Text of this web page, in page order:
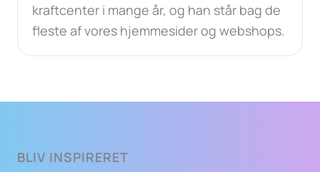
kraftcenter i mange år, og han står bag de
fleste af vores hjemmesider og webshops.
BLIV INSPIRERET